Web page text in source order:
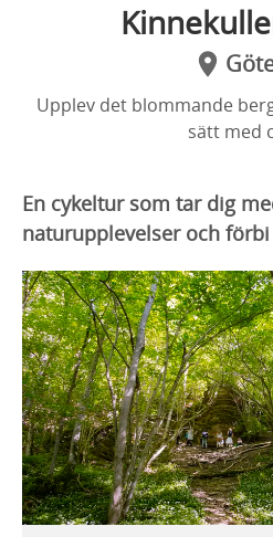
Upplev det blommande
sätt med
En cykeltur som tar dig
naturupplevelser och